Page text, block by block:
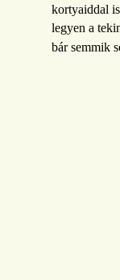
kortyaiddal
legyen a
bár semmik